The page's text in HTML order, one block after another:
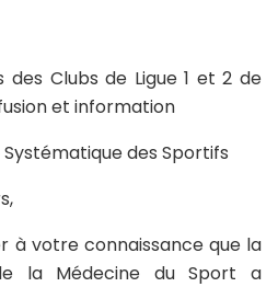
des Clubs de Ligue 1 et 2 de
et information
Systématique des Sportifs
à votre connaissance que la
la Médecine du Sport a